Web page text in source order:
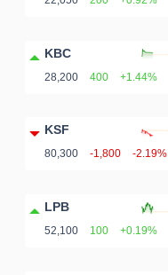
KBC
28,200 400 +1.44%
KSF
80,300 -1,800 -2.19%
LPB
52,100 100 +0.19%